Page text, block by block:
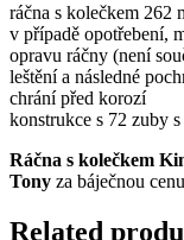
ráčna s kolečkem 262
v případě opotřebení,
opravu ráčny (není
leštění a následné
chrání před korozí
konstrukce s 72 zuby
Ráčna s kolečkem
Tony za báječnou
Related